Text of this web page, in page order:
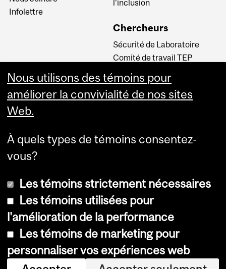
Infolettre
l’inclusion
Chercheurs
Sécurité de Laboratoire
Comité de travail TEP
Comité d’éthique de la
recherche du CUSM
Carrière au Neuro
Accessibilité
Avis sur les témoins
Nous utilisons des témoins pour
améliorer la convivialité de nos sites
Web.
À quels types de témoins consentez-
vous?
Les témoins strictement nécessaires
Les témoins utilisées pour
l'amélioration de la performance
Les témoins de marketing pour
personnaliser vos expériences web